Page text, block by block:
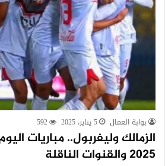
بوابة العمال 5 يناير، 2025 592
2025 والقنوات الناقلة